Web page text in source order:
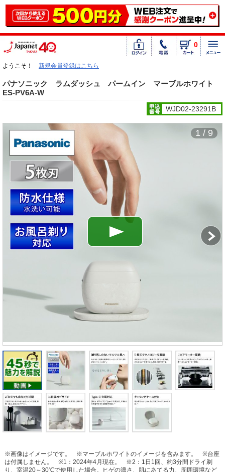
0
ようこそ！ 新規会員登録はこちら
パナソニック ラムダッシュ パームイン マーブルホワイト
ES-PV6A-W
WJD02-23291B
1 / 9
※画像はイメージです。 ※マーブルホワイトのイメージを含みます。
※台座
は付属しません。
※1：2024年4月現在。
※2：1日1回、約3分間ドライ剃
り、室温20～30℃で使用した場合。ヒゲの濃さ、肌にあてる力、周囲環境など